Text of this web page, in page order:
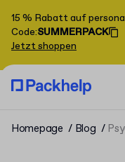
15 % Rabatt auf
Code:SUMMERPACK
Jetzt shoppen
Homepage Blog